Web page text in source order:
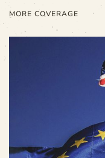
MORE COVERAGE